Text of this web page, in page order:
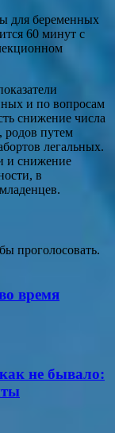
для беременных
60 минут с
и по вопросам
снижение числа
родов путем
легальных.
и снижение
в
проголосовать.
время
не бывало: